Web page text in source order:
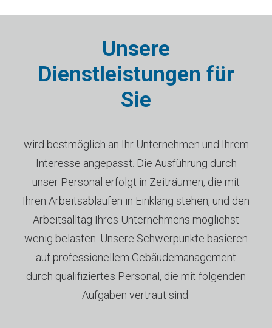
Unsere
Dienstleistungen für
Sie
wird bestmöglich an Ihr Unternehmen und Ihrem
Interesse angepasst. Die Ausführung durch
unser Personal erfolgt in Zeiträumen, die mit
Ihren Arbeitsabläufen in Einklang stehen, und den
Arbeitsalltag Ihres Unternehmens möglichst
wenig belasten. Unsere Schwerpunkte basieren
auf professionellem Gebäudemanagement
durch qualifiziertes Personal, die mit folgenden
Aufgaben vertraut sind: